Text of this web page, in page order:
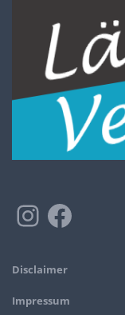
Disclaimer
Impressum